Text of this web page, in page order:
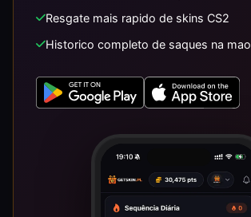
Resgate mais rapido de skins CS2
Historico completo de saques na mao